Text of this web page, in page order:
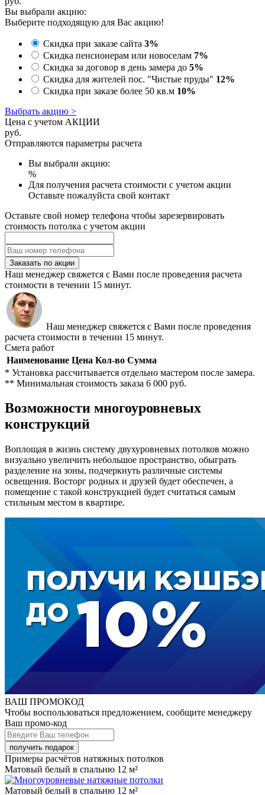
Вы выбрали акцию:
Выберите подходящую для Вас акцию!
Скидка при заказе сайта 3%
Скидка пенсионерам или новоселам 7%
Скидка за договор в день замера до 5%
Скидка для жителей пос. "Чистые пруды" 12%
Скидка при заказе более 50 кв.м 10%
Выбрать акцию >
Цена с учетом АКЦИИ
руб.
Отправляются параметры расчета
Вы выбрали акцию:
%
Для получения расчета стоимости с учетом акции
Оставьте пожалуйста свой контакт
Оставьте свой номер телефона чтобы зарезервировать
стоимость потолка с учетом акции
Заказать по акции
Наш менеджер свяжется с Вами после проведения расчета
стоимости в течении 15 минут.
Наш менеджер свяжется с Вами после проведения
расчета стоимости в течении 15 минут.
Смета работ
Наименование Цена Кол-во Сумма
* Установка рассчитывается отдельно мастером после замера.
** Минимальная стоимость заказа 6 000 руб.
Возможности многоуровневых
конструкций
Воплощая в жизнь систему двухуровневых потолков можно
визуально увеличить небольшое пространство, обыграть
разделение на зоны, подчеркнуть различные системы
освещения. Восторг родных и друзей будет обеспечен, а
помещение с такой конструкцией будет считаться самым
стильным местом в квартире.
ВАШ ПРОМОКОД
Чтобы воспользоваться предложением, сообщите менеджеру
Ваш промо-код
Примеры расчётов натяжных потолков
Матовый белый в спальню 12 м²
Матовый белый в спальню 12 м²